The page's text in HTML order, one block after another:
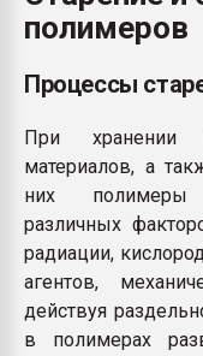
полимеров
Процессы
При хранении
материалов, а
них полимеры
различных
радиации,
агентов,
действуя
в полимерах